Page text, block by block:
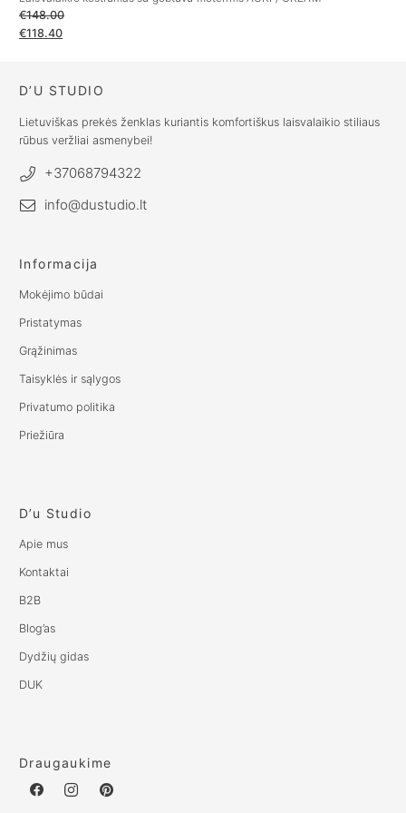
€148.00
€118.40
D’U STUDIO
Lietuviškas prekės ženklas kuriantis komfortiškus laisvalaikio stiliaus
rūbus veržliai asmenybei!
+37068794322
info@dustudio.lt
Informacija
Mokėjimo būdai
Pristatymas
Grąžinimas
Taisyklės ir sąlygos
Privatumo politika
Priežiūra
D’u Studio
Apie mus
Kontaktai
B2B
Blog’as
Dydžių gidas
DUK
Draugaukime